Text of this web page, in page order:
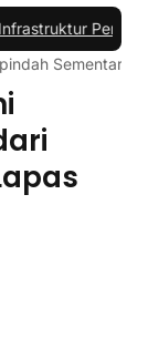
Pengisian Daya
Sementara